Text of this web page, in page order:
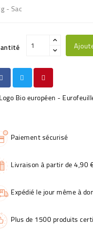
- Sac
Paiement sécurisé
Livraison à partir de 4,90
Expédié le jour même à
Plus de 1500 produits